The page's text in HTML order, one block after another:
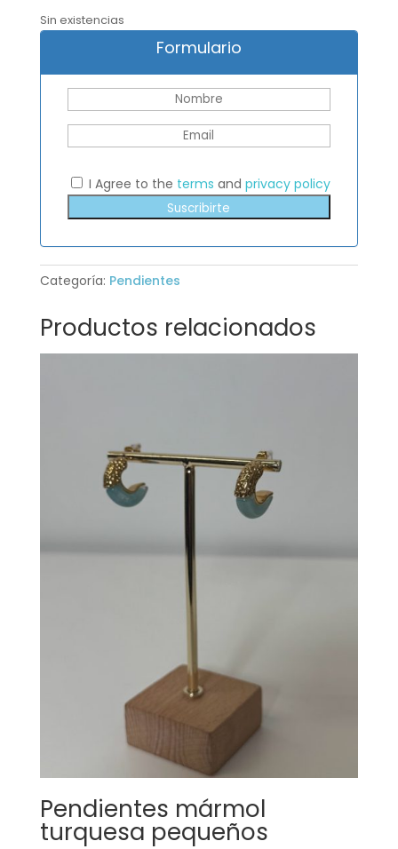
Sin existencias
Formulario
I Agree to the terms and privacy policy
Suscribirte
Categoría: Pendientes
Productos relacionados
Pendientes mármol
turquesa pequeños